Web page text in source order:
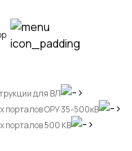
для ВЛ
порталов ОРУ 35-500кВ
порталов 500 КВ